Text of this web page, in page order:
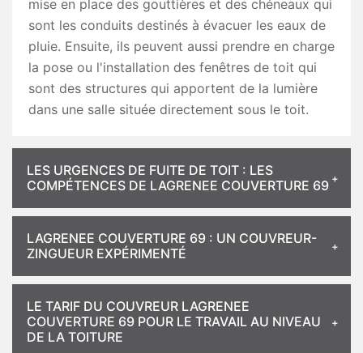
mise en place des gouttières et des chéneaux qui
sont les conduits destinés à évacuer les eaux de
pluie. Ensuite, ils peuvent aussi prendre en charge
la pose ou l'installation des fenêtres de toit qui
sont des structures qui apportent de la lumière
dans une salle située directement sous le toit.
LES URGENCES DE FUITE DE TOIT : LES
COMPÉTENCES DE LAGRENEE COUVERTURE 69
LAGRENEE COUVERTURE 69 : UN COUVREUR-
ZINGUEUR EXPÉRIMENTÉ
LE TARIF DU COUVREUR LAGRENEE
COUVERTURE 69 POUR LE TRAVAIL AU NIVEAU
DE LA TOITURE